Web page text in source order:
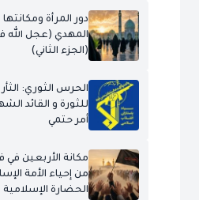
دور المرأة
المهدي (عجل الله
(الجزء الثاني)
الحرس الثوري:
للثورة و القائد
أمر حتمي
مكانة الأربعين في
من إحياء الأمة
الحضارة الإسلامية